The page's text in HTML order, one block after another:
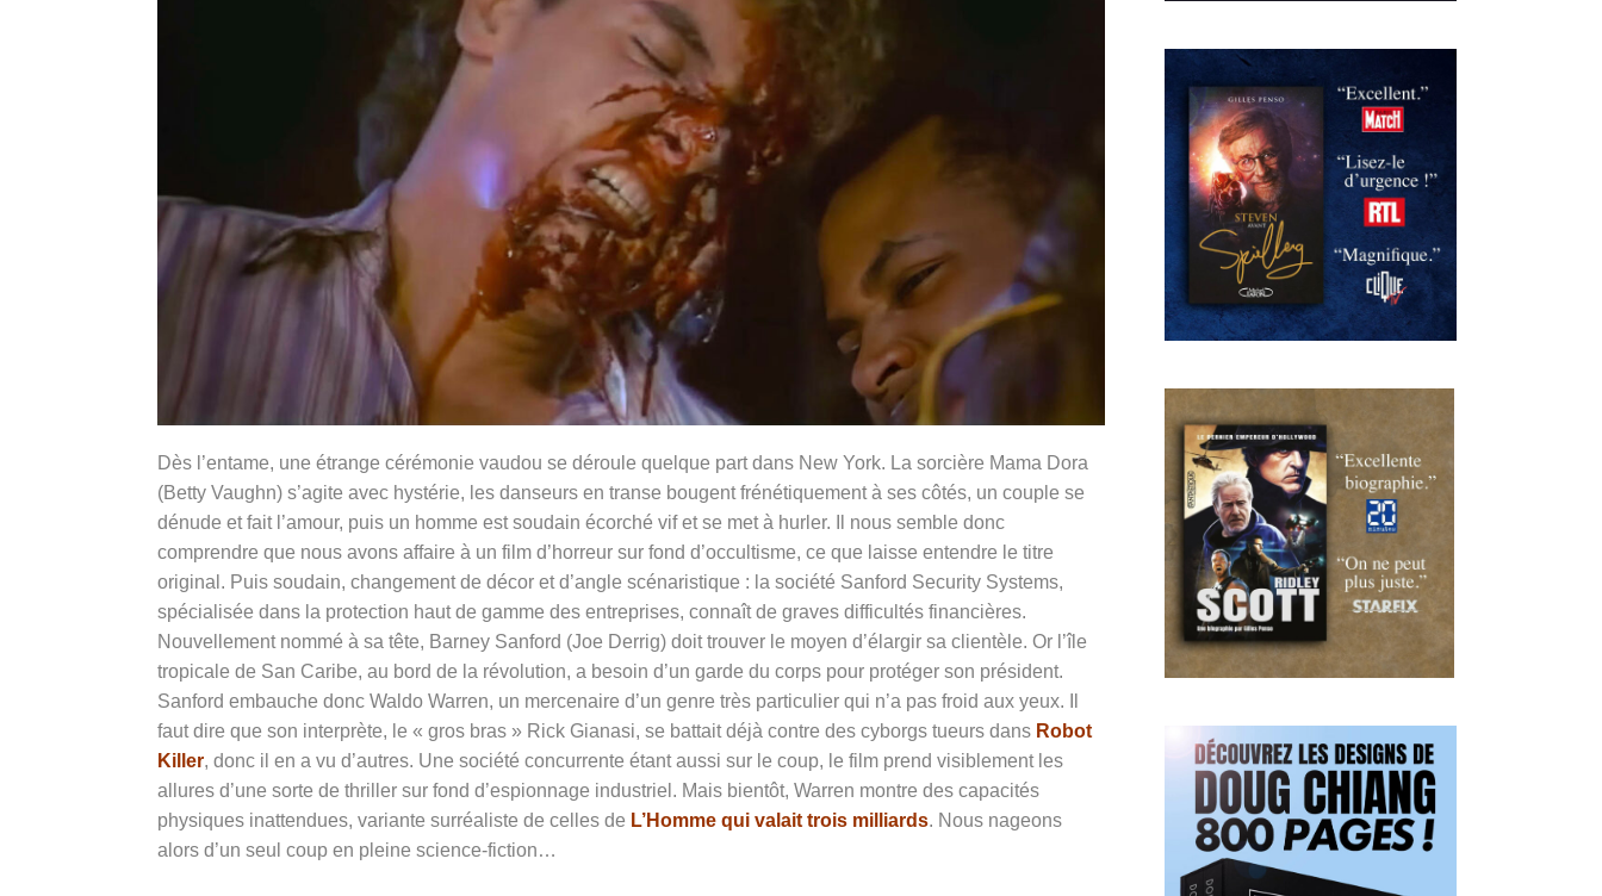
Dès l’entame, une étrange cérémonie vaudou se déroule quelque part dans New York. La sorcière Mama Dora
(Betty Vaughn) s’agite avec hystérie, les danseurs en transe bougent frénétiquement à ses côtés, un couple se
dénude et fait l’amour, puis un homme est soudain écorché vif et se met à hurler. Il nous semble donc
comprendre que nous avons affaire à un film d’horreur sur fond d’occultisme, ce que laisse entendre le titre
original. Puis soudain, changement de décor et d’angle scénaristique : la société Sanford Security Systems,
spécialisée dans la protection haut de gamme des entreprises, connaît de graves difficultés financières.
Nouvellement nommé à sa tête, Barney Sanford (Joe Derrig) doit trouver le moyen d’élargir sa clientèle. Or l’île
tropicale de San Caribe, au bord de la révolution, a besoin d’un garde du corps pour protéger son président.
Sanford embauche donc Waldo Warren, un mercenaire d’un genre très particulier qui n’a pas froid aux yeux. Il
faut dire que son interprète, le « gros bras » Rick Gianasi, se battait déjà contre des cyborgs tueurs dans Robot
Killer, donc il en a vu d’autres. Une société concurrente étant aussi sur le coup, le film prend visiblement les
allures d’une sorte de thriller sur fond d’espionnage industriel. Mais bientôt, Warren montre des capacités
physiques inattendues, variante surréaliste de celles de L’Homme qui valait trois milliards. Nous nageons
alors d’un seul coup en pleine science-fiction…